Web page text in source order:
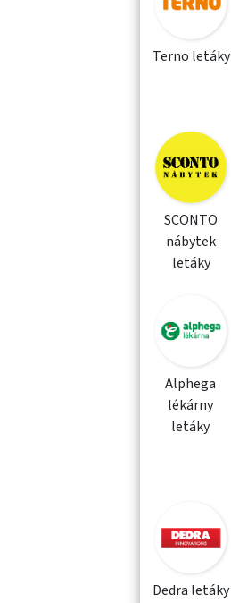
Terno letáky
SCONTO
nábytek
letáky
Alphega
lékárny
letáky
Dedra letáky